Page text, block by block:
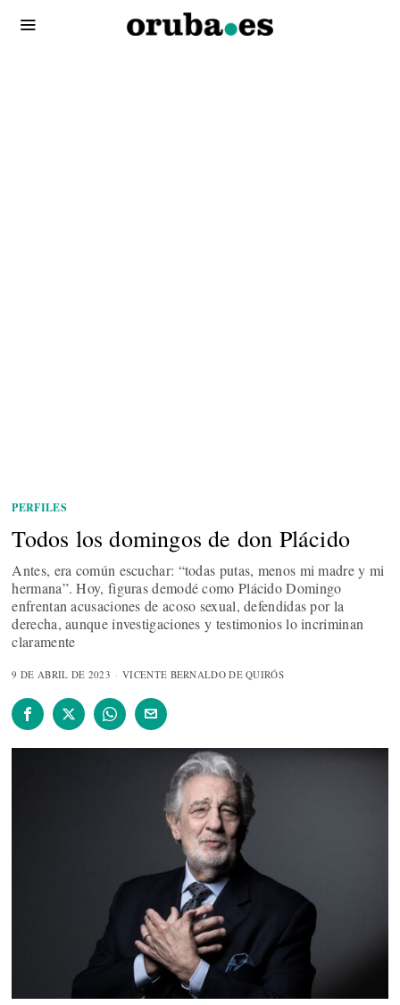
PERFILES
Todos los domingos de don Plácido
Antes, era común escuchar: “todas putas, menos mi madre y mi
hermana”. Hoy, figuras demodé como Plácido Domingo
enfrentan acusaciones de acoso sexual, defendidas por la
derecha, aunque investigaciones y testimonios lo incriminan
claramente
9 DE ABRIL DE 2023 VICENTE BERNALDO DE QUIRÓS